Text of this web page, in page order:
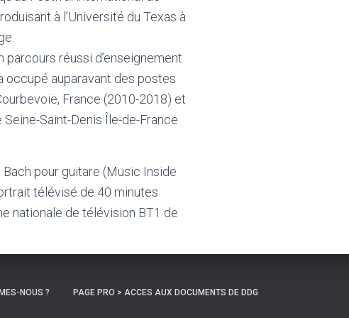
à l’Université du Texas à
réussi d’enseignement
occupé auparavant des postes
France (2010-2018) et
Saint-Denis Île-de-France
pour guitare (Music Inside
télévisé de 40 minutes
nationale de télévision BT1 de
NOUS ? PAGE PRO > ACCES AUX DOCUMENTS DE DDG